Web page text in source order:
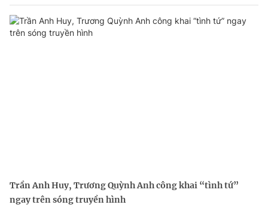
Trần Anh Huy, Trương Quỳnh Anh công khai “tình tứ”
ngay trên sóng truyền hình